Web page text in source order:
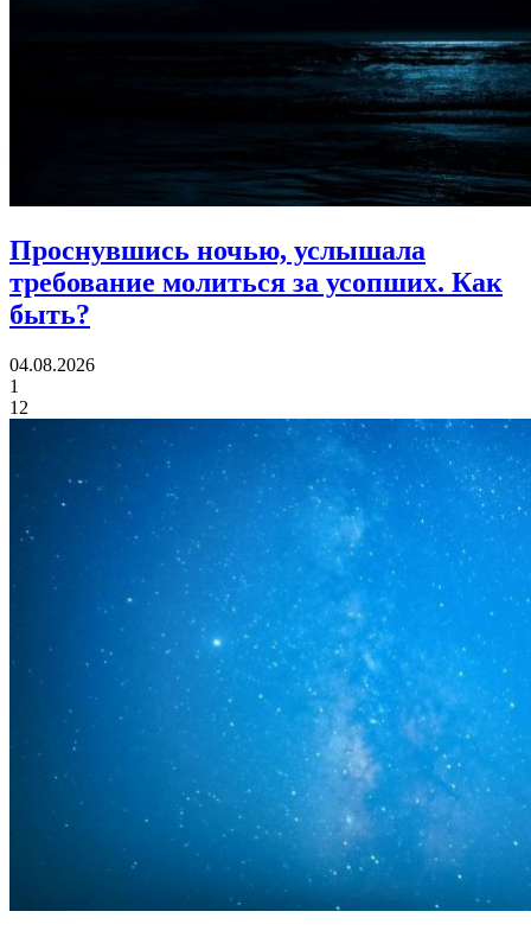
Проснувшись ночью, услышала
требование молиться за усопших. Как
быть?
04.08.2026
1
12